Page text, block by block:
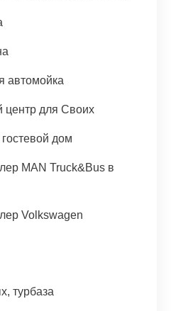
автомойка
центр для Своих
дом
MAN Truck&Bus в
Volkswagen
турбаза